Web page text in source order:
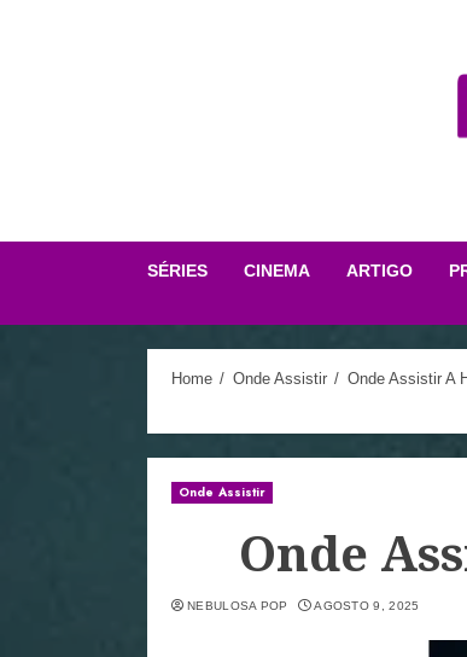
SÉRIES CINEMA ARTIGO
Home Onde Assistir Onde Assistir A
Onde Assistir
Onde
NEBULOSA POP AGOSTO 9, 2025